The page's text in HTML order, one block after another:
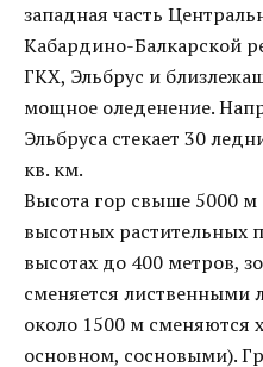
западная часть
Кабардино-Балкарской
ГКХ, Эльбрус и
мощное оледенение.
Эльбруса стекает 30
кв. км.
Высота гор свыше 5000 м
высотных растительных
высотах до 400 метров,
сменяется лиственными
около 1500 м сменяются
основном, сосновыми).